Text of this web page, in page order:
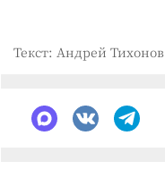
Текст: Андрей Тихонов